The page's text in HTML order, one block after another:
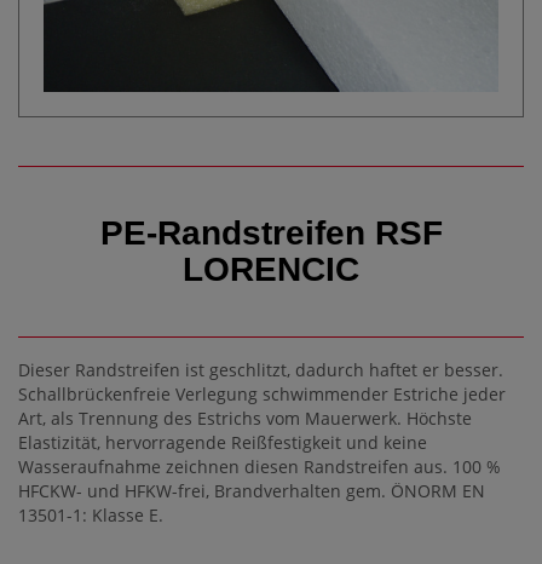
PE-Randstreifen RSF
LORENCIC
Dieser Randstreifen ist geschlitzt, dadurch haftet er besser.
Schallbrückenfreie Verlegung schwimmender Estriche jeder
Art, als Trennung des Estrichs vom Mauerwerk. Höchste
Elastizität, hervorragende Reißfestigkeit und keine
Wasseraufnahme zeichnen diesen Randstreifen aus. 100 %
HFCKW- und HFKW-frei, Brandverhalten gem. ÖNORM EN
13501-1: Klasse E.